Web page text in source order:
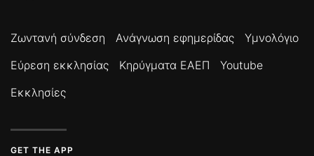
Ζωντανή σύνδεση Ανάγνωση εφημερίδας
Υμνολόγιο
Εύρεση εκκλησίας
Κηρύγματα ΕΑΕΠ
Youtube
Εκκλησίες
GET THE APP